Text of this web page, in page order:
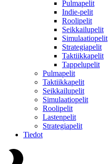
Pulmapelit
Indie-pelit
Roolipelit
Seikkailupelit
Simulaatiopelit
Strategiapelit
Taktiikkapelit
Tappelupelit
Pulmapelit
Taktiikkapelit
Seikkailupelit
Simulaatiopelit
Roolipelit
Lastenpelit
Strategiapelit
Tiedot